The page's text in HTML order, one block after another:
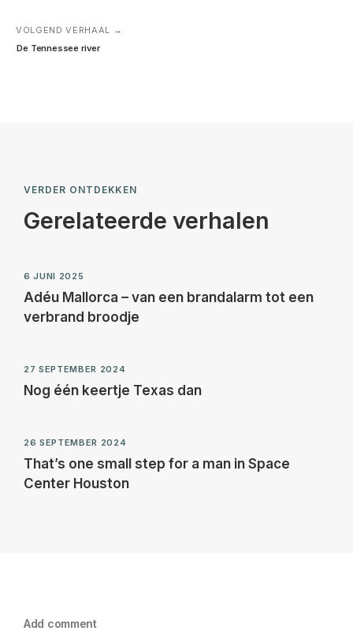
VOLGEND VERHAAL →
De Tennessee river
VERDER ONTDEKKEN
Gerelateerde verhalen
6 JUNI 2025
Adéu Mallorca – van een brandalarm tot een
verbrand broodje
27 SEPTEMBER 2024
Nog één keertje Texas dan
26 SEPTEMBER 2024
That’s one small step for a man in Space
Center Houston
Add comment